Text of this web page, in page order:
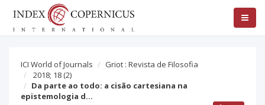
ICI World of Journals
Griot : Revista de Filosofia
2018; 18 (2)
Da parte ao todo: a cisão cartesiana na
epistemologia d…